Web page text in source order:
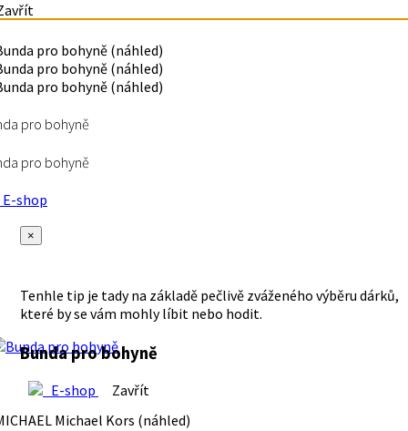
pro bohyně
pro bohyně
shop
×
Tenhle tip je tady na základě pečlivě zváženého výběru dárků,
které by se vám mohly líbit nebo hodit.
Bunda pro bohyně
E-shop Zavřít